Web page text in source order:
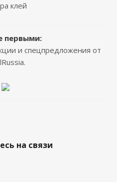
клей
первыми:
и спецпредложения от
на связи